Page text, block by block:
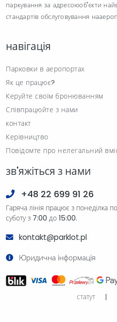
паркування за адресоюоб'єкти
стандартів обслуговування
навігація
Парковки в аеропортах
Як це працює?
Керуйте своїм бронюванням
Співпрацюйте з нами
контакт
Керівництво
Повідомте про нелегальний
зв'яжіться з нами
+48 22 699 91 26
Гаряча лінія працює з понеділка
суботу з 7:00 до 15:00.
kontakt@parklot.pl
Юридична інформація
статут |